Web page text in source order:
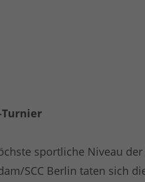
Turnier
sportliche Niveau
SCC Berlin taten sich